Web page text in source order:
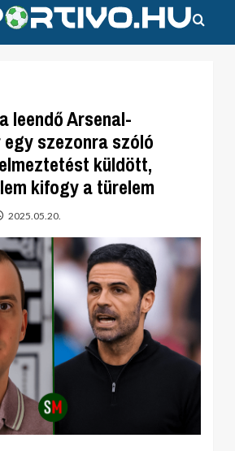
leendő Arsenal-
egy szezonra szóló
küldött,
kifogy a türelem
2025.05.20.